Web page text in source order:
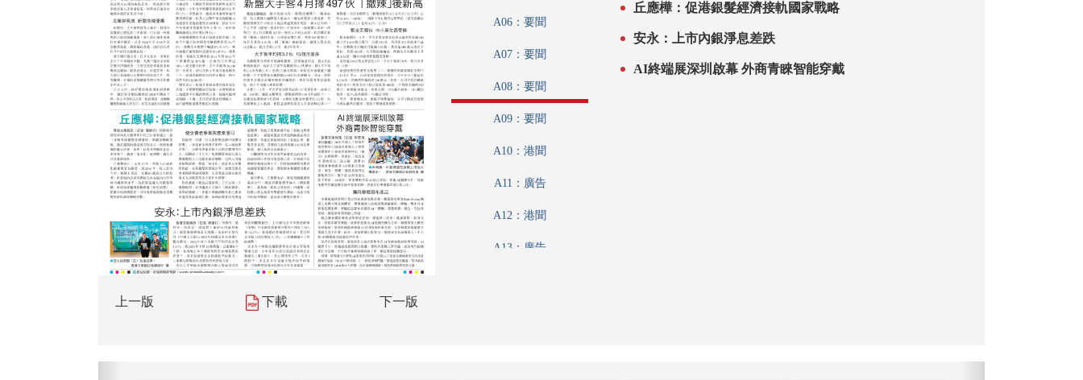
上一版 下載 下一版
A06：要聞
A07：要聞
A08：要聞
A09：要聞
A10：港聞
A11：廣告
A12：港聞
A13：廣告
丘應樺：促港銀髮經濟接軌國家戰略
安永：上市內銀淨息差跌
AI終端展深圳啟幕 外商青睞智能穿戴